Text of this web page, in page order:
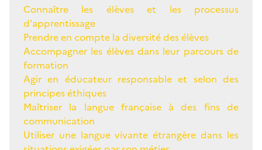
Connaître les élèves et les processus
d'apprentissage
Prendre en compte la diversité des élèves
Accompagner les élèves dans leur parcours de
formation
Agir en éducateur responsable et selon des
principes éthiques
Maîtriser la langue française à des fins de
communication
Utiliser une langue vivante étrangère dans les